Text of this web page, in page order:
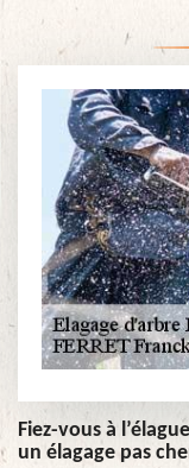
Fiez-vous à
un élagage pas